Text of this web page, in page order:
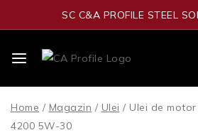
SC C&A PROFILE STEEL
Home / Magazin / Ulei / Ulei de
4200 5W-30